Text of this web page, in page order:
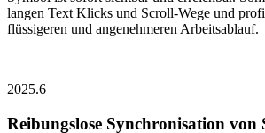
langen Text Klicks und Scroll-Wege und
flüssigeren und angenehmeren Arbeitsablauf.
2025.6
Reibungslose Synchronisation von